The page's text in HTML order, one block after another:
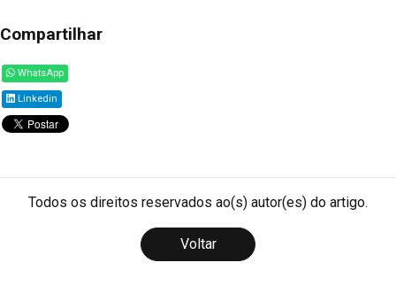
Compartilhar
WhatsApp
Linkedin
Todos os direitos reservados ao(s) autor(es) do artigo.
Voltar